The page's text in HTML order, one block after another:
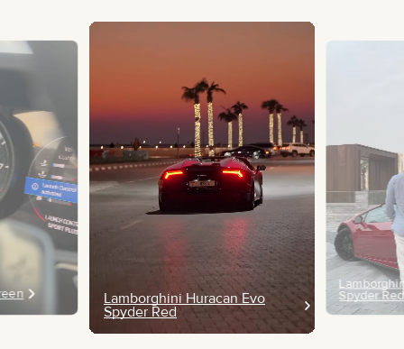
Lamborghini Huracan Evo
Spyder Red
Spyder Red